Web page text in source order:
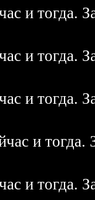
и тогда.
и тогда.
и тогда.
и
и тогда.